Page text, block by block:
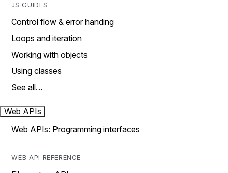
JS GUIDES
Control flow & error handing
Loops and iteration
Working with objects
Using classes
See all…
Web APIs
Web APIs: Programming interfaces
WEB API REFERENCE